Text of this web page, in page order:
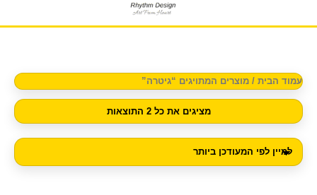
עמוד הבית / מוצרים המתויגים “גיטרה”
מציגים את כל ⁦2⁩ התוצאות